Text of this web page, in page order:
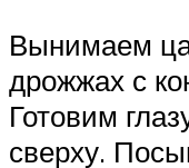
Вынимаем
дрожжах с
Готовим
сверху.